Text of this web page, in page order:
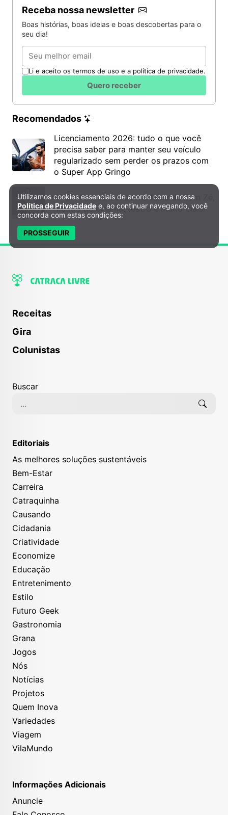
Receba nossa newsletter
Boas histórias, boas ideias e boas descobertas para o
seu dia!
Email
Li e aceito os termos de uso e a política de privacidade.
Quero receber
Recomendados
Licenciamento 2026: tudo o que você
precisa saber para manter seu veículo
regularizado sem perder os prazos com
o Super App Gringo
6º DH Fest tem show na faixa de Tom Zé,
mostra de cinema, teatro e muito mais!
Receitas
Gira
Colunistas
Buscar
Editoriais
As melhores soluções sustentáveis
Bem-Estar
Carreira
Catraquinha
Causando
Cidadania
Criatividade
Economize
Educação
Entretenimento
Estilo
Futuro Geek
Gastronomia
Grana
Jogos
Nós
Notícias
Projetos
Quem Inova
Variedades
Viagem
VilaMundo
Informações Adicionais
Anuncie
Política de Privacidade e Cookies
Utilizamos cookies essenciais de acordo com a nossa
Política de Privacidade e, ao continuar navegando, você
concorda com estas condições:
PROSSEGUIR